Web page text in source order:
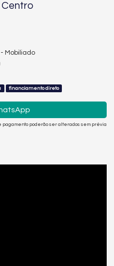
Centro
Mobiliado
financiamento direto
poderão ser alterados sem prévia